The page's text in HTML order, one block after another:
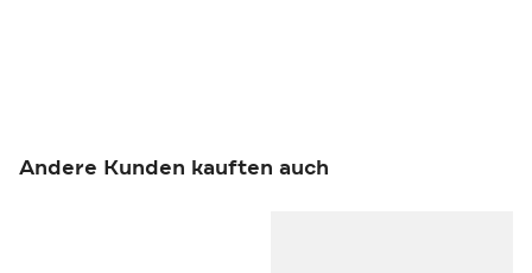
Andere Kunden kauften auch